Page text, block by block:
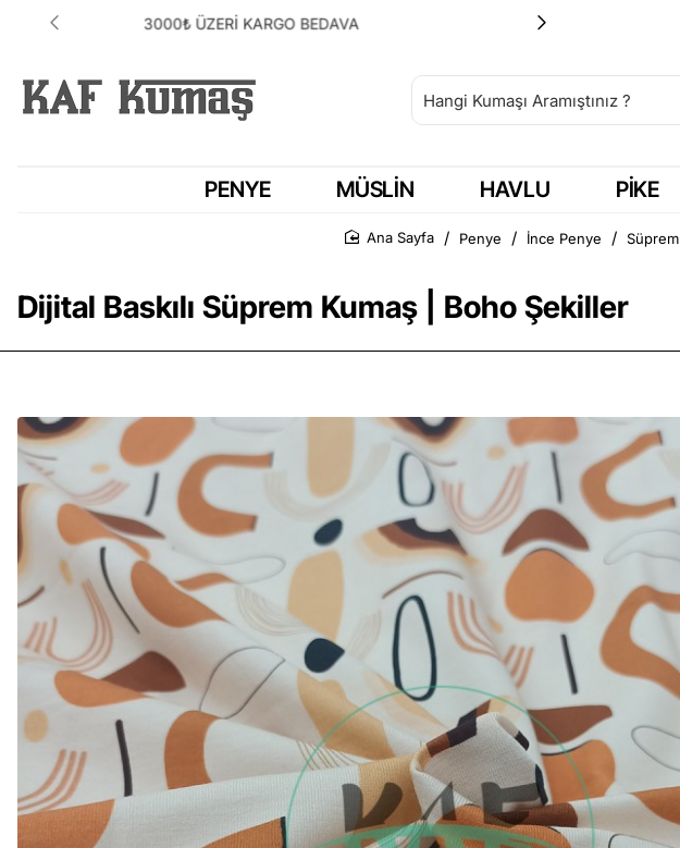
ANLAŞMALI KARGOMUZ HEPSİJET
PENYE MÜSLIN HAVLU PIKE
Dijital Baskılı Süprem Kumaş | Boho Şekiller
Penye İnce Penye Süprem